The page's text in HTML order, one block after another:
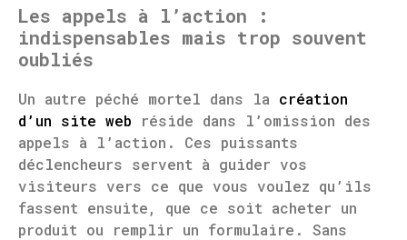
Les appels à l’action :
indispensables mais trop souvent
oubliés
Un autre péché mortel dans la création
d’un site web réside dans l’omission des
appels à l’action. Ces puissants
déclencheurs servent à guider vos
visiteurs vers ce que vous voulez qu’ils
fassent ensuite, que ce soit acheter un
produit ou remplir un formulaire. Sans